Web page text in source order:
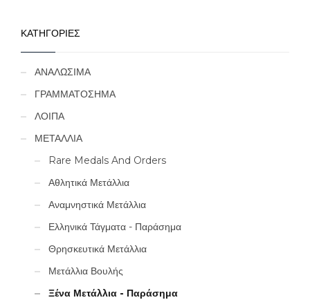
ΚΑΤΗΓΟΡΙΕΣ
ΑΝΑΛΩΣΙΜΑ
ΓΡΑΜΜΑΤΟΣΗΜΑ
ΛΟΙΠΑ
ΜΕΤΑΛΛΙΑ
Rare Medals And Orders
Αθλητικά Μετάλλια
Αναμνηστικά Μετάλλια
Ελληνικά Τάγματα - Παράσημα
Θρησκευτικά Μετάλλια
Μετάλλια Βουλής
Ξένα Μετάλλια - Παράσημα